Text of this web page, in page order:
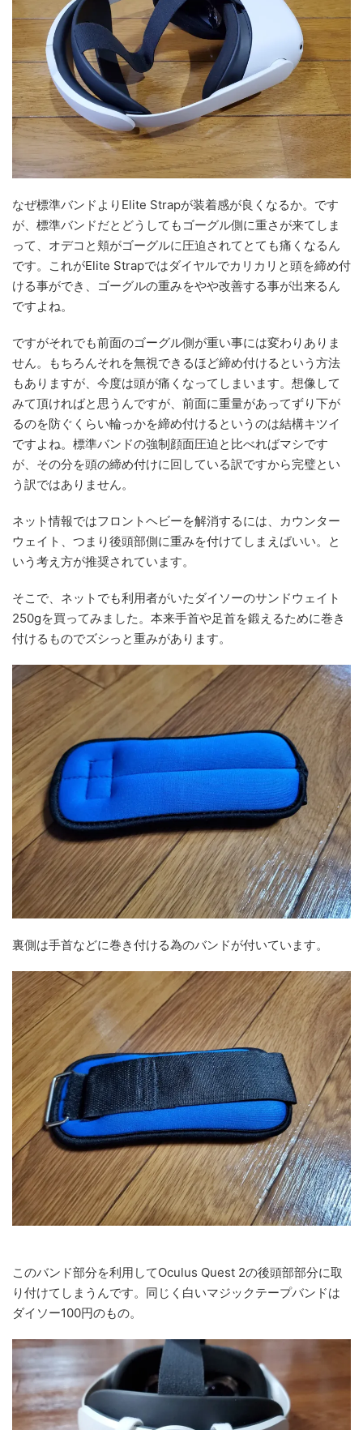
なぜ標準バンドよりElite Strapが装着感が良くなるか。です
が、標準バンドだとどうしてもゴーグル側に重さが来てしま
って、オデコと頬がゴーグルに圧迫されてとても痛くなるん
です。これがElite Strapではダイヤルでカリカリと頭を締め付
ける事ができ、ゴーグルの重みをやや改善する事が出来るん
ですよね。
ですがそれでも前面のゴーグル側が重い事には変わりありま
せん。もちろんそれを無視できるほど締め付けるという方法
もありますが、今度は頭が痛くなってしまいます。想像して
みて頂ければと思うんですが、前面に重量があってずり下が
るのを防ぐくらい輪っかを締め付けるというのは結構キツイ
ですよね。標準バンドの強制顔面圧迫と比べればマシです
が、その分を頭の締め付けに回している訳ですから完璧とい
う訳ではありません。
ネット情報ではフロントヘビーを解消するには、カウンター
ウェイト、つまり後頭部側に重みを付けてしまえばいい。と
いう考え方が推奨されています。
そこで、ネットでも利用者がいたダイソーのサンドウェイト
250gを買ってみました。本来手首や足首を鍛えるために巻き
付けるものでズシっと重みがあります。
裏側は手首などに巻き付ける為のバンドが付いています。
このバンド部分を利用してOculus Quest 2の後頭部部分に取
り付けてしまうんです。同じく白いマジックテープバンドは
ダイソー100円のもの。